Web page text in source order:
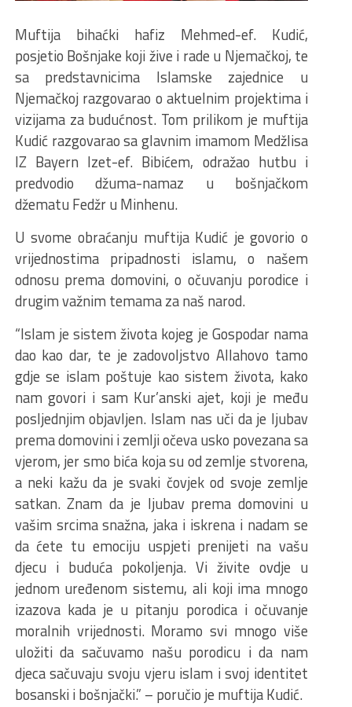
Muftija bihaćki hafiz Mehmed-ef. Kudić,
posjetio Bošnjake koji žive i rade u Njemačkoj, te
sa predstavnicima Islamske zajednice u
Njemačkoj razgovarao o aktuelnim projektima i
vizijama za budućnost. Tom prilikom je muftija
Kudić razgovarao sa glavnim imamom Medžlisa
IZ Bayern Izet-ef. Bibićem, odražao hutbu i
predvodio džuma-namaz u bošnjačkom
džematu Fedžr u Minhenu.
U svome obraćanju muftija Kudić je govorio o
vrijednostima pripadnosti islamu, o našem
odnosu prema domovini, o očuvanju porodice i
drugim važnim temama za naš narod.
“Islam je sistem života kojeg je Gospodar nama
dao kao dar, te je zadovoljstvo Allahovo tamo
gdje se islam poštuje kao sistem života, kako
nam govori i sam Kur’anski ajet, koji je među
posljednjim objavljen. Islam nas uči da je ljubav
prema domovini i zemlji očeva usko povezana sa
vjerom, jer smo bića koja su od zemlje stvorena,
a neki kažu da je svaki čovjek od svoje zemlje
satkan. Znam da je ljubav prema domovini u
vašim srcima snažna, jaka i iskrena i nadam se
da ćete tu emociju uspjeti prenijeti na vašu
djecu i buduća pokoljenja. Vi živite ovdje u
jednom uređenom sistemu, ali koji ima mnogo
izazova kada je u pitanju porodica i očuvanje
moralnih vrijednosti. Moramo svi mnogo više
uložiti da sačuvamo našu porodicu i da nam
djeca sačuvaju svoju vjeru islam i svoj identitet
bosanski i bošnjački.” – poručio je muftija Kudić.